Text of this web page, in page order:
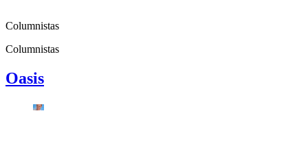
Columnistas
Columnistas
Oasis